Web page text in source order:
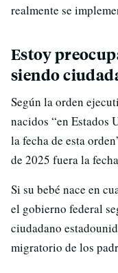
realmente se
Estoy
siendo
Según la orden
nacidos “en Estados
la fecha de esta
de 2025 fuera la
Si su bebé nace en
el gobierno federal
ciudadano
migratorio de los